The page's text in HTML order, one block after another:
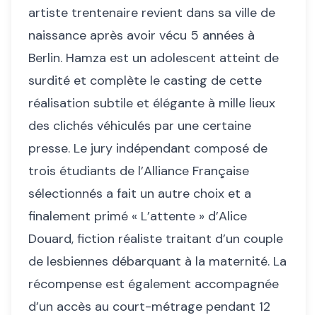
artiste trentenaire revient dans sa ville de
naissance après avoir vécu 5 années à
Berlin. Hamza est un adolescent atteint de
surdité et complète le casting de cette
réalisation subtile et élégante à mille lieux
des clichés véhiculés par une certaine
presse. Le jury indépendant composé de
trois étudiants de l’Alliance Française
sélectionnés a fait un autre choix et a
finalement primé « L’attente » d’Alice
Douard, fiction réaliste traitant d’un couple
de lesbiennes débarquant à la maternité. La
récompense est également accompagnée
d’un accès au court-métrage pendant 12